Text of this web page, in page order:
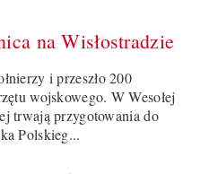
na Wisłostradzie
i przeszło 200
wojskowego. W Wesołej
trwają przygotowania do
Polskieg...